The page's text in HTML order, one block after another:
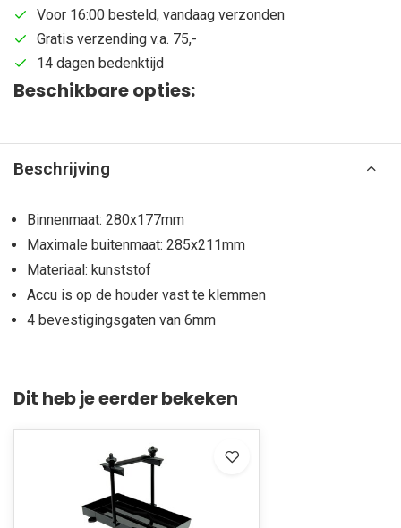
Voor 16:00 besteld, vandaag verzonden
Gratis verzending v.a. 75,-
14 dagen bedenktijd
Beschikbare opties:
Beschrijving
Binnenmaat: 280x177mm
Maximale buitenmaat: 285x211mm
Materiaal: kunststof
Accu is op de houder vast te klemmen
4 bevestigingsgaten van 6mm
Dit heb je eerder bekeken